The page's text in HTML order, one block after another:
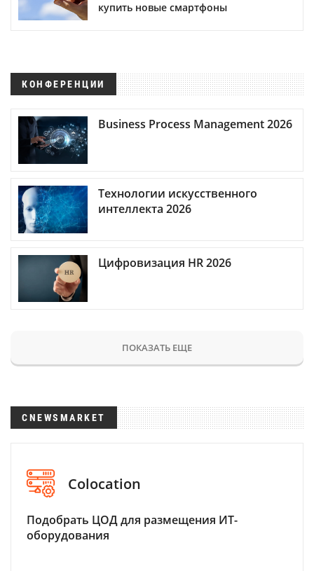
купить новые смартфоны
КОНФЕРЕНЦИИ
Business Process Management 2026
Технологии искусственного
интеллекта 2026
Цифровизация HR 2026
ПОКАЗАТЬ ЕЩЕ
CNEWSMARKET
Colocation
Подобрать ЦОД для размещения ИТ-
оборудования